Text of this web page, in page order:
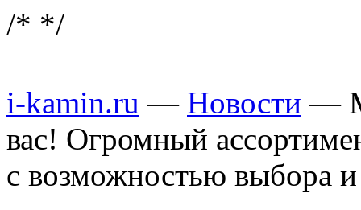
/* */
i-kamin.ru — Новости —
вас! Огромный
с возможностью выбора